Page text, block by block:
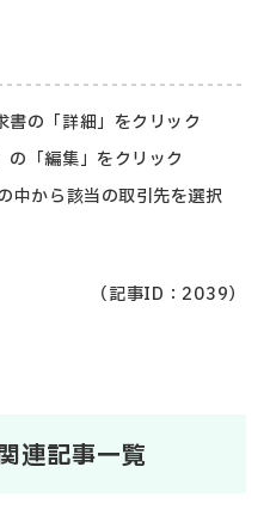
書の「詳細」をクリック
の「編集」をクリック
中から該当の取引先を選択
（記事ID：2039）
連記事一覧